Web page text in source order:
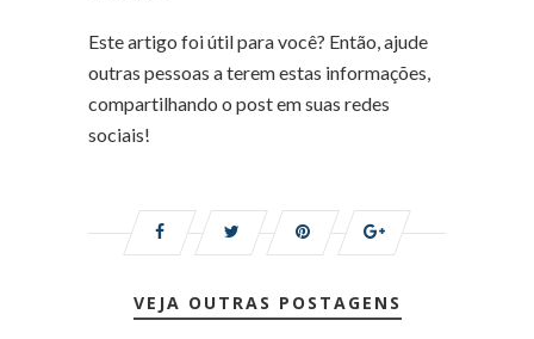
Este artigo foi útil para você? Então, ajude
outras pessoas a terem estas informações,
compartilhando o post em suas redes
sociais!
VEJA OUTRAS POSTAGENS